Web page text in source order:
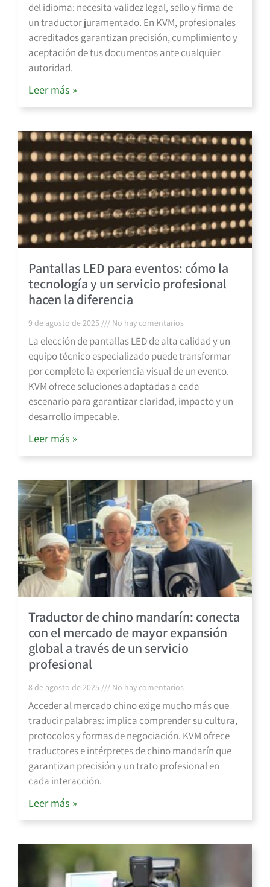
del idioma: necesita validez legal, sello y firma de
un traductor juramentado. En KVM, profesionales
acreditados garantizan precisión, cumplimiento y
aceptación de tus documentos ante cualquier
autoridad.
Leer más »
Pantallas LED para eventos: cómo la
tecnología y un servicio profesional
hacen la diferencia
9 de agosto de 2025 No hay comentarios
La elección de pantallas LED de alta calidad y un
equipo técnico especializado puede transformar
por completo la experiencia visual de un evento.
KVM ofrece soluciones adaptadas a cada
escenario para garantizar claridad, impacto y un
desarrollo impecable.
Leer más »
Traductor de chino mandarín: conecta
con el mercado de mayor expansión
global a través de un servicio
profesional
8 de agosto de 2025 No hay comentarios
Acceder al mercado chino exige mucho más que
traducir palabras: implica comprender su cultura,
protocolos y formas de negociación. KVM ofrece
traductores e intérpretes de chino mandarín que
garantizan precisión y un trato profesional en
cada interacción.
Leer más »